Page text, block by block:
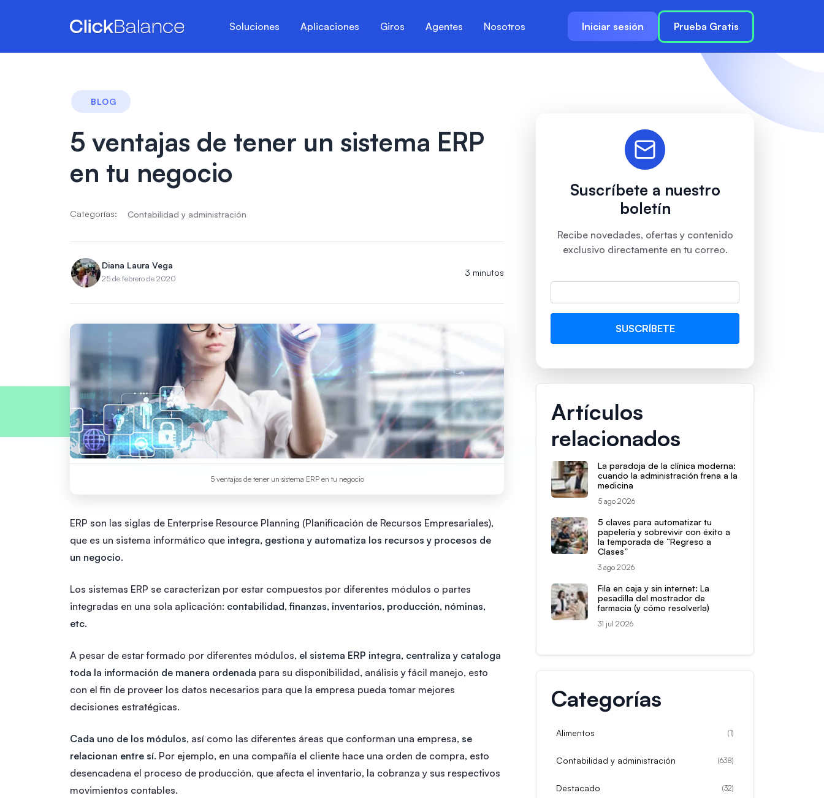
Soluciones Aplicaciones Giros Agentes Nosotros Iniciar sesión Prueba Gratis
BLOG
5 ventajas de tener un sistema ERP
en tu negocio
Categorías: Contabilidad y administración
Diana Laura Vega
25 de febrero de 2020
3 minutos
5 ventajas de tener un sistema ERP en tu negocio
ERP son las siglas de Enterprise Resource Planning (Planificación de Recursos Empresariales),
que es un sistema informático que integra, gestiona y automatiza los recursos y procesos de
un negocio.
Los sistemas ERP se caracterizan por estar compuestos por diferentes módulos o partes
integradas en una sola aplicación: contabilidad, finanzas, inventarios, producción, nóminas,
etc.
A pesar de estar formado por diferentes módulos, el sistema ERP integra, centraliza y cataloga
toda la información de manera ordenada para su disponibilidad, análisis y fácil manejo, esto
con el fin de proveer los datos necesarios para que la empresa pueda tomar mejores
decisiones estratégicas.
Cada uno de los módulos, así como las diferentes áreas que conforman una empresa, se
relacionan entre sí. Por ejemplo, en una compañía el cliente hace una orden de compra, esto
desencadena el proceso de producción, que afecta el inventario, la cobranza y sus respectivos
movimientos contables.
Suscríbete a nuestro
boletín
Recibe novedades, ofertas y contenido
exclusivo directamente en tu correo.
Artículos
relacionados
La paradoja de la clínica moderna:
cuando la administración frena a la
medicina
5 ago 2026
5 claves para automatizar tu
papelería y sobrevivir con éxito a
la temporada de “Regreso a
Clases”
3 ago 2026
Fila en caja y sin internet: La
pesadilla del mostrador de
farmacia (y cómo resolverla)
31 jul 2026
Categorías
Alimentos (1)
Contabilidad y administración (638)
Destacado (32)